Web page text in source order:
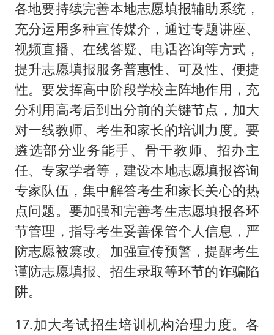
各地要持续完善本地志愿填报辅助系统，
充分运用多种宣传媒介，通过专题讲座、
视频直播、在线答疑、电话咨询等方式，
提升志愿填报服务普惠性、可及性、便捷
性。要发挥高中阶段学校主阵地作用，充
分利用高考后到出分前的关键节点，加大
对一线教师、考生和家长的培训力度。要
遴选部分业务能手、骨干教师、招办主
任、专家学者等，建设本地志愿填报咨询
专家队伍，集中解答考生和家长关心的热
点问题。要加强和完善考生志愿填报各环
节管理，指导考生妥善保管个人信息，严
防志愿被篡改。加强宣传预警，提醒考生
谨防志愿填报、招生录取等环节的诈骗陷
阱。
17.加大考试招生培训机构治理力度。各